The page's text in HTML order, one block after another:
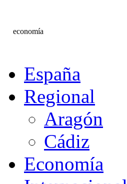
economía
España
Regional
Aragón
Cádiz
Economía